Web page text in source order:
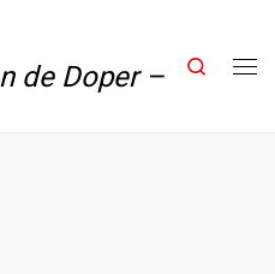
de Doper –
Search